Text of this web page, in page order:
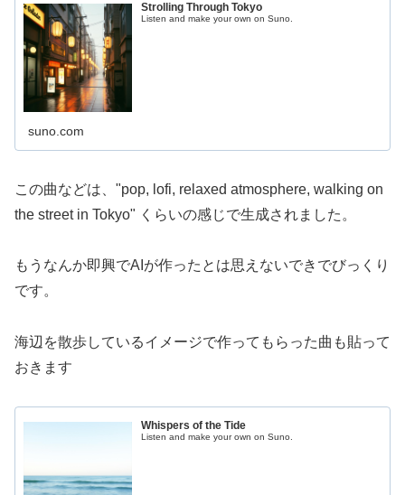
Strolling Through Tokyo
Listen and make your own on Suno.
suno.com
この曲などは、"pop, lofi, relaxed atmosphere, walking on
the street in Tokyo" くらいの感じで生成されました。
もうなんか即興でAIが作ったとは思えないできでびっくり
です。
海辺を散歩しているイメージで作ってもらった曲も貼って
おきます
Whispers of the Tide
Listen and make your own on Suno.